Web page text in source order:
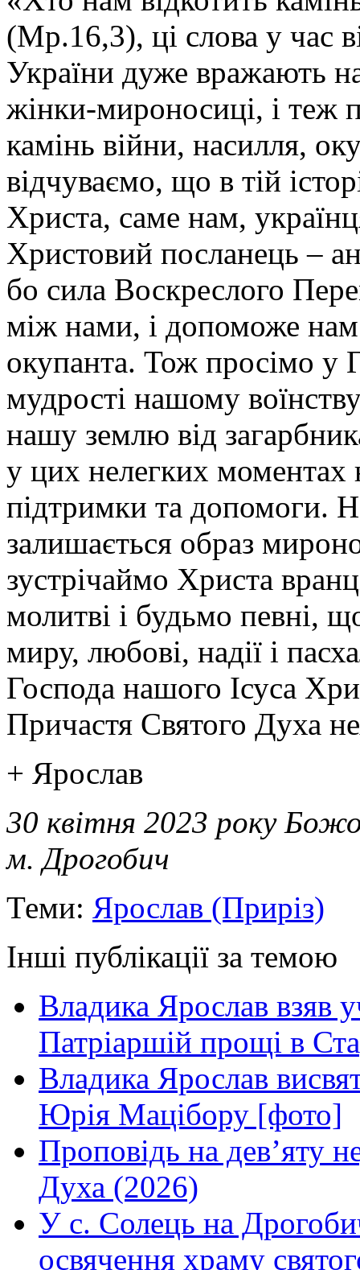
(Мр.16,3), ці слова у час
України дуже вражають
жінки-мироносиці, і теж
камінь війни, насилля,
відчуваємо, що в тій
Христа, саме нам,
Христовий посланець –
бо сила Воскреслого
між нами, і допоможе нам
окупанта. Тож просімо у
мудрості нашому
нашу землю від
у цих нелегких
підтримки та допомоги.
залишається образ
зустрічаймо Христа
молитві і будьмо певні,
миру, любові, надії і
Господа нашого Ісуса
Причастя Святого Духа
+ Ярослав
30 квітня 2023 року
м. Дрогобич
Теми: Ярослав (Приріз)
Інші публікації за темою
Владика Ярослав взяв
Патріаршій прощі в
Владика Ярослав
Юрія Мацібору [фото]
Проповідь на дев’яту
Духа (2026)
У с. Солець на
освячення храму